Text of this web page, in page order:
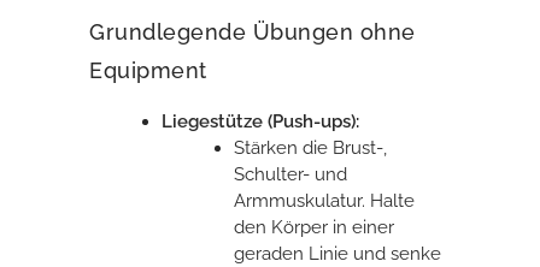
Grundlegende Übungen ohne
Equipment
Liegestütze (Push-ups):
Stärken die Brust-,
Schulter- und
Armmuskulatur. Halte
den Körper in einer
geraden Linie und senke